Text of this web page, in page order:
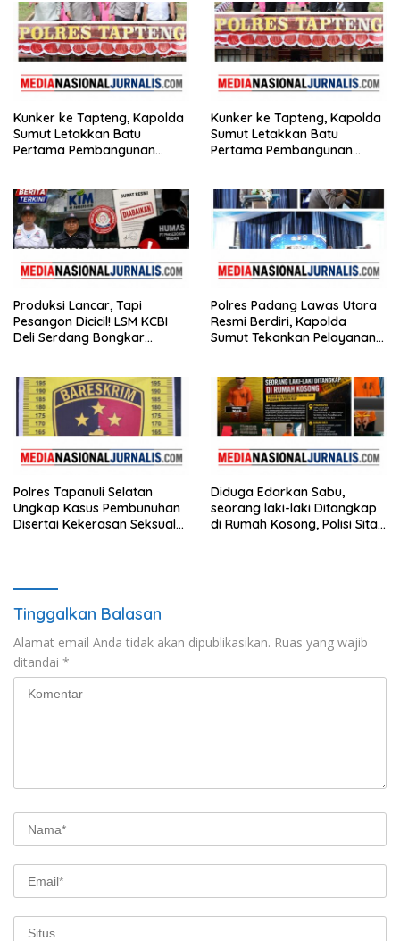
Kunker ke Tapteng, Kapolda
Sumut Letakkan Batu
Pertama Pembangunan
Kunker ke Tapteng, Kapolda
Sumut Letakkan Batu
Pertama Pembangunan
Produksi Lancar, Tapi
Pesangon Dicicil! LSM KCBI
Deli Serdang Bongkar
Polres Padang Lawas Utara
Resmi Berdiri, Kapolda
Sumut Tekankan Pelayanan
Polres Tapanuli Selatan
Ungkap Kasus Pembunuhan
Disertai Kekerasan Seksual
Diduga Edarkan Sabu,
seorang laki-laki Ditangkap
di Rumah Kosong, Polisi Sita
Tinggalkan Balasan
Alamat email Anda tidak akan dipublikasikan. Ruas yang wajib
ditandai *